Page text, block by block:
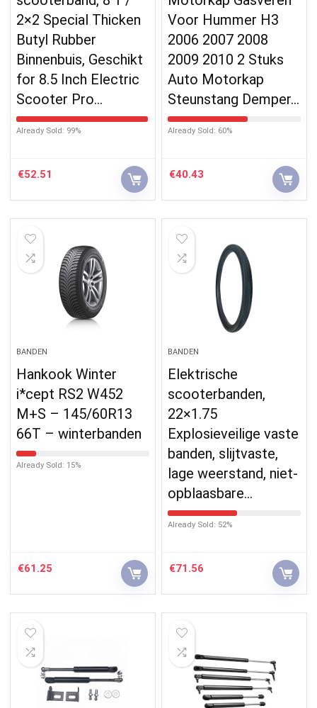
2×2 Special Thicken
Butyl Rubber
Binnenbuis, Geschikt
for 8.5 Inch Electric
Scooter Pro…
Already Sold: 99%
€52.51
Voor Hummer H3
2006 2007 2008
2009 2010 2 Stuks
Auto Motorkap
Steunstang Demper…
Already Sold: 60%
€40.43
BANDEN
Hankook Winter
i*cept RS2 W452
M+S – 145/60R13
66T – winterbanden
Already Sold: 15%
€61.25
BANDEN
Elektrische
scooterbanden,
22×1.75
Explosieveilige vaste
banden, slijtvaste,
lage weerstand, niet-
opblaasbare…
Already Sold: 52%
€71.56